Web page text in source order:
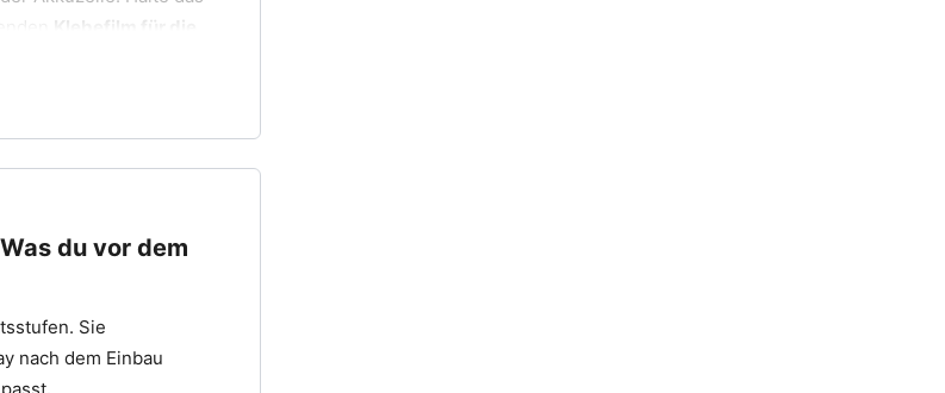
Klebefilm für die
Display dauerhaft
Display wird durch
abnehmen.
du vor dem
Sie
nach dem Einbau